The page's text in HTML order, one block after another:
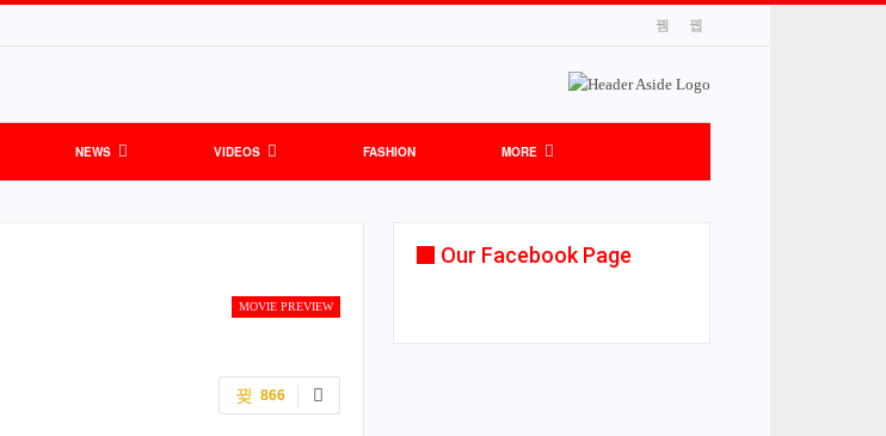
NEWS VIDEOS FASHION MORE
MOVIE PREVIEW
866
Our Facebook Page